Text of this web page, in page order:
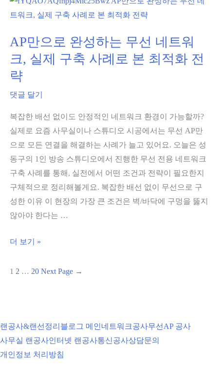
25
년
지
포
게
이
머
페
스
티
벌
행
장
트
축
성
공
AP만으로 완성하는 무선 네트워
크, 실제 구축 사례로 본 최적화 전
략
댓글 달기
복잡한 배선 없이도 안정적인 네트워크 환경이 가능할까?
실제로 요즘 사무실이나 스튜디오 시공에서는 무선 AP만
으로 모든 연결을 해결하는 사례가 늘고 있어요. 오늘은 성
동구의 1인 방송 스튜디오에서 진행한 무선 전용 네트워크
구축 사례를 통해, 실전에서 어떤 조건과 전략이 필요한지
구체적으로 정리해볼게요. 복잡한 배선 없이 무선으로 구
성한 이유 이 현장의 가장 큰 조건은 벽/바닥에 구멍을 뚫지
않아야 한다는 …
AP
으
하
는
무
더 보기 »
글
매
김
1 2 … 20 Next Page →
랜공사&랜선정리 블로그 메인네트워크공사무선AP 공사
사무실 랜공사인터넷 랜공사통신공사상담문의
개인정보 처리방침